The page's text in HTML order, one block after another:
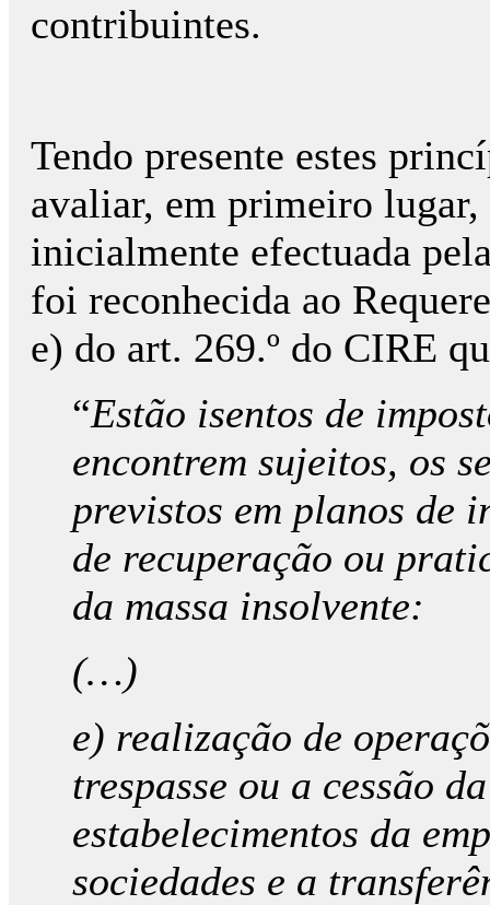
contribuintes.
Tendo presente estes
avaliar, em primeiro
inicialmente efectuada
foi reconhecida ao
e) do art. 269.º do CIRE
“Estão isentos de
encontrem sujeitos, os
previstos em planos de
de recuperação ou
da massa insolvente:
(…)
e) realização de
trespasse ou a cessão
estabelecimentos da
sociedades e a